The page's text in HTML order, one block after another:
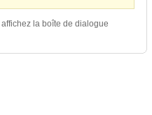
la boîte de dialogue